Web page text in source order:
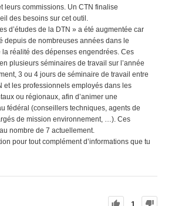
leurs commissions. Un CTN finalise
des besoins sur cet outil.
d’études de la DTN » a été augmentée car
depuis de nombreuses années dans le
réalité des dépenses engendrées. Ces
plusieurs séminaires de travail sur l’année
3 ou 4 jours de séminaire de travail entre
et les professionnels employés dans les
ou régionaux, afin d’animer une
fédéral (conseillers techniques, agents de
de mission environnement, …). Ces
nombre de 7 actuellement.
pour tout complément d’informations que tu